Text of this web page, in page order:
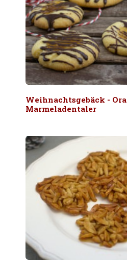
Weihnachtsgebäck -
Marmeladentaler